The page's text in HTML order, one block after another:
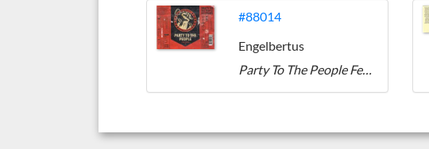
#88014
Engelbertus
Party To The People Festbier